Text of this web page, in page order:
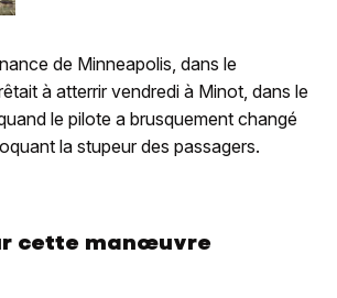
de Minneapolis, dans le
à atterrir vendredi à Minot, dans le
le pilote a brusquement changé
la stupeur des passagers.
cette manœuvre